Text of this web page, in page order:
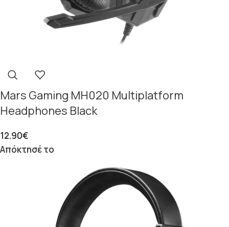
Mars Gaming MH020 Multiplatform
Headphones Black
12.90€
Απόκτησέ το